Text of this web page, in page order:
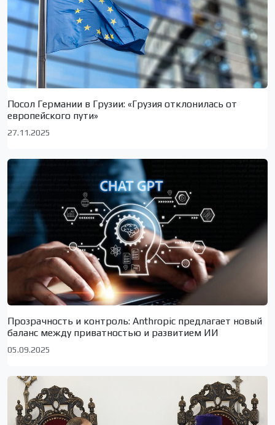
Посол Германии в Грузии: «Грузия отклонилась от
европейского пути»
27.11.2025
Прозрачность и контроль: Anthropic предлагает новый
баланс между приватностью и развитием ИИ
05.09.2025